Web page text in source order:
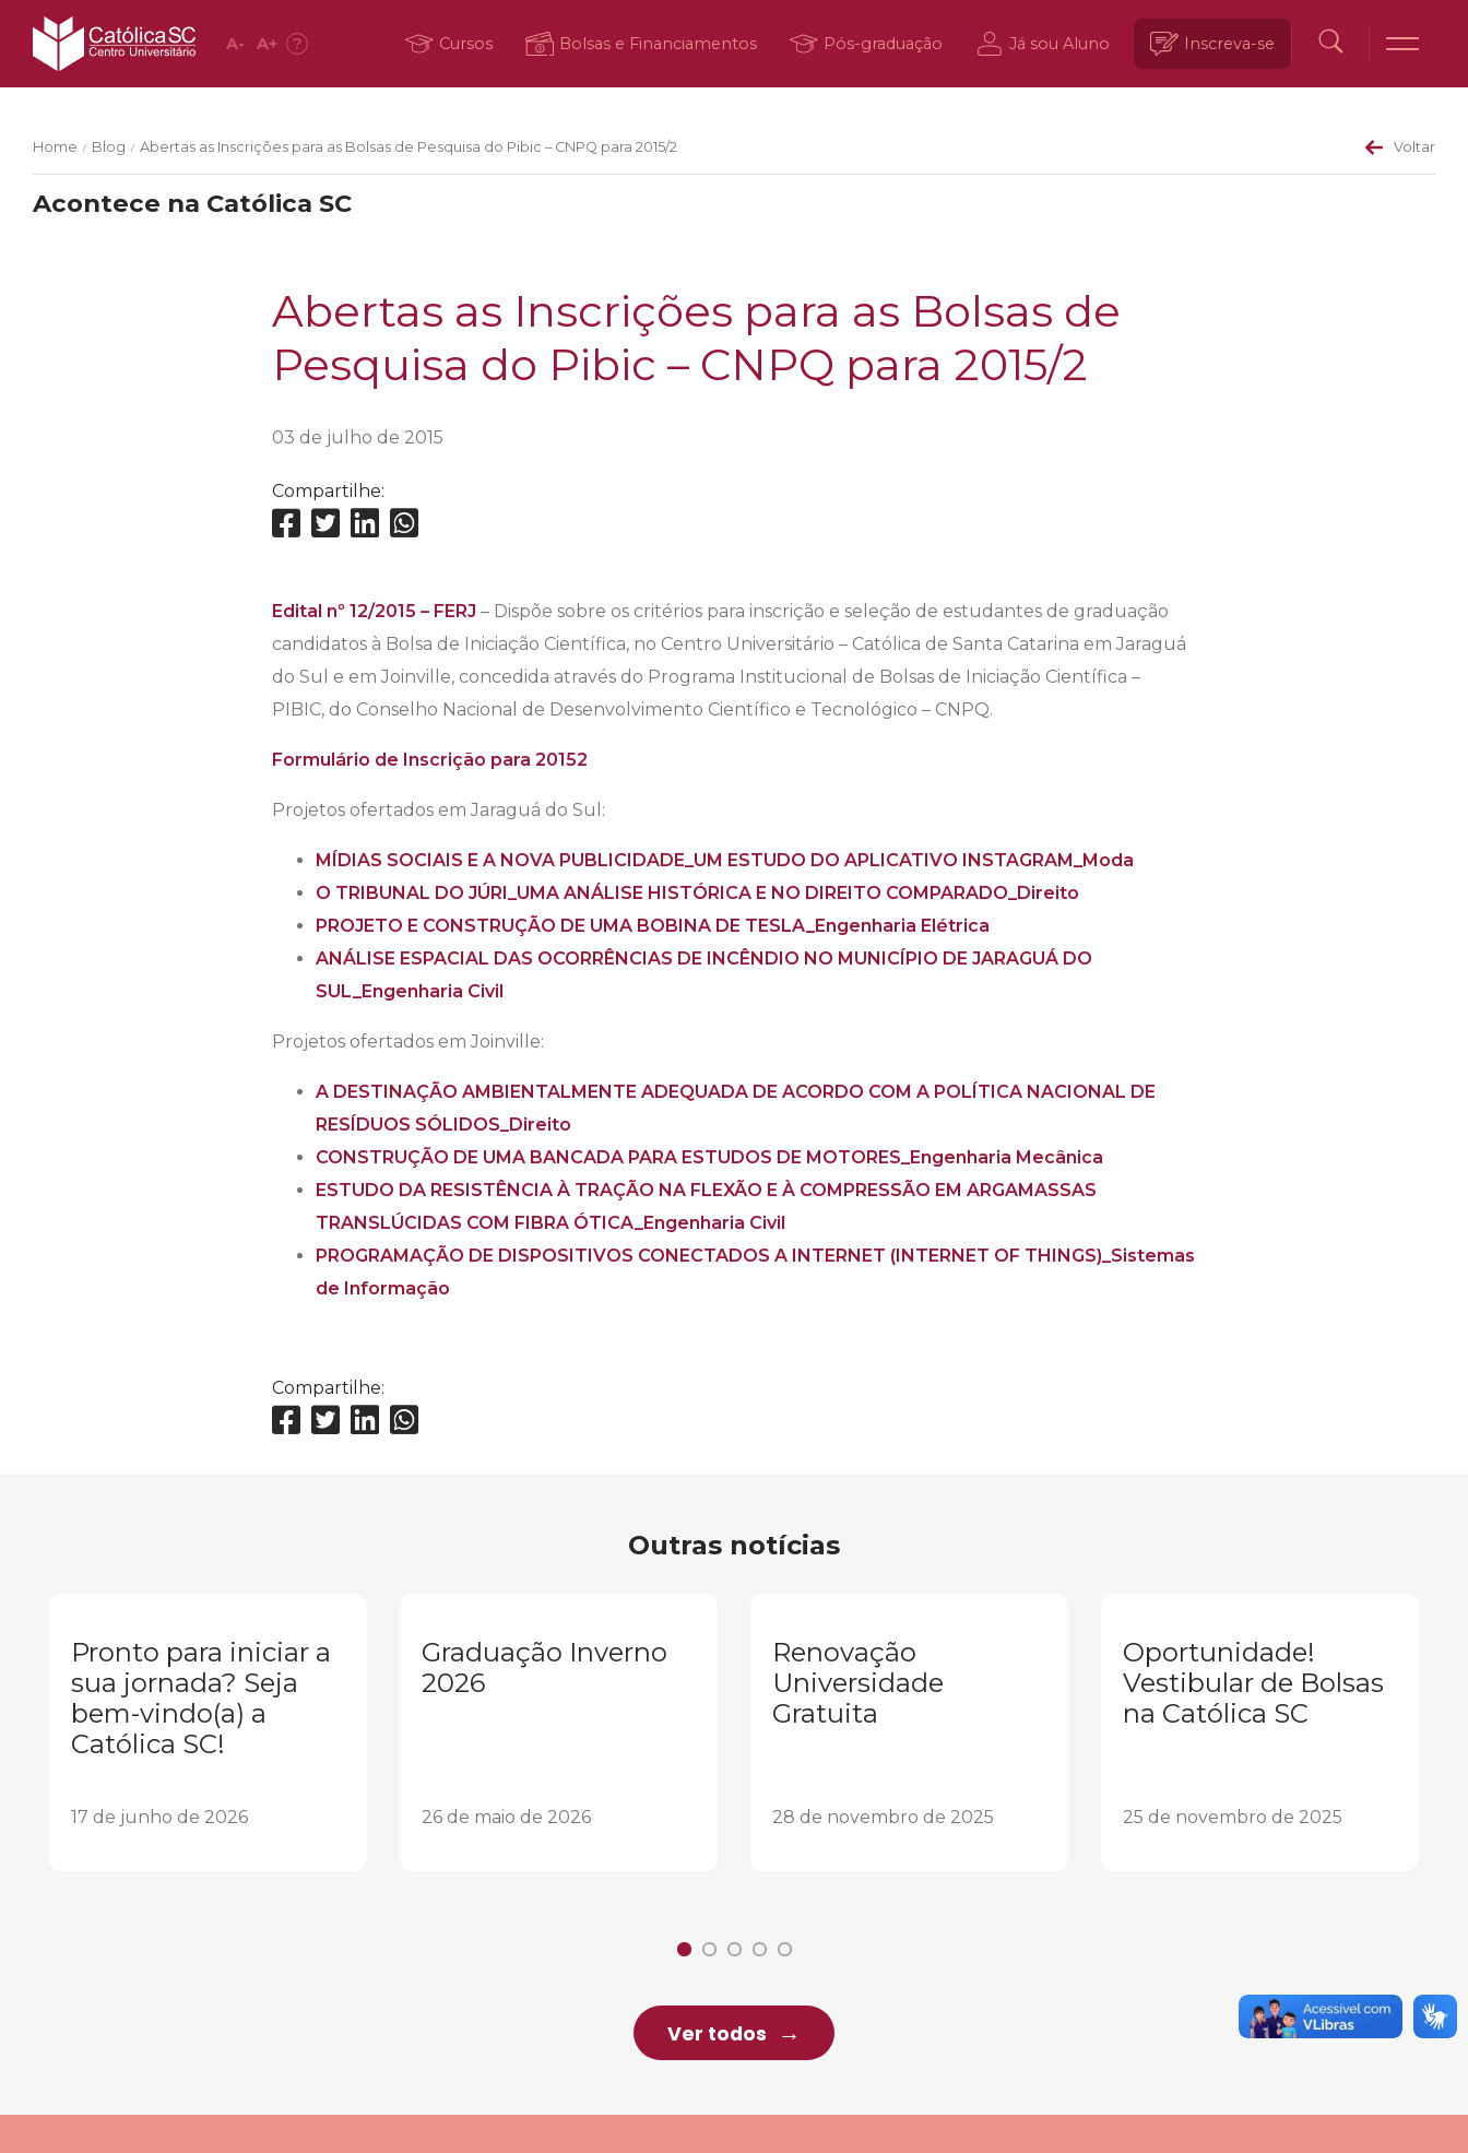
A- A+ ? Cursos Bolsas e Financiamentos Pós-graduação Já sou Aluno Inscreva-se
Home / Blog / Abertas as Inscrições para as Bolsas de Pesquisa do Pibic – CNPQ para 2015/2 Voltar
Acontece na Católica SC
Abertas as Inscrições para as Bolsas de
Pesquisa do Pibic – CNPQ para 2015/2
03 de julho de 2015
Compartilhe:
Edital nº 12/2015 – FERJ – Dispõe sobre os critérios para inscrição e seleção de estudantes de graduação
candidatos à Bolsa de Iniciação Científica, no Centro Universitário – Católica de Santa Catarina em Jaraguá
do Sul e em Joinville, concedida através do Programa Institucional de Bolsas de Iniciação Científica –
PIBIC, do Conselho Nacional de Desenvolvimento Científico e Tecnológico – CNPQ.
Formulário de Inscrição para 20152
Projetos ofertados em Jaraguá do Sul:
MÍDIAS SOCIAIS E A NOVA PUBLICIDADE_UM ESTUDO DO APLICATIVO INSTAGRAM_Moda
O TRIBUNAL DO JÚRI_UMA ANÁLISE HISTÓRICA E NO DIREITO COMPARADO_Direito
PROJETO E CONSTRUÇÃO DE UMA BOBINA DE TESLA_Engenharia Elétrica
ANÁLISE ESPACIAL DAS OCORRÊNCIAS DE INCÊNDIO NO MUNICÍPIO DE JARAGUÁ DO
SUL_Engenharia Civil
Projetos ofertados em Joinville:
A DESTINAÇÃO AMBIENTALMENTE ADEQUADA DE ACORDO COM A POLÍTICA NACIONAL DE
RESÍDUOS SÓLIDOS_Direito
CONSTRUÇÃO DE UMA BANCADA PARA ESTUDOS DE MOTORES_Engenharia Mecânica
ESTUDO DA RESISTÊNCIA À TRAÇÃO NA FLEXÃO E À COMPRESSÃO EM ARGAMASSAS
TRANSLÚCIDAS COM FIBRA ÓTICA_Engenharia Civil
PROGRAMAÇÃO DE DISPOSITIVOS CONECTADOS A INTERNET (INTERNET OF THINGS)_Sistemas
de Informação
Compartilhe:
Outras notícias
Pronto para iniciar a
sua jornada? Seja
bem-vindo(a) a
Católica SC!
17 de junho de 2026
Graduação Inverno
2026
26 de maio de 2026
Renovação
Universidade
Gratuita
28 de novembro de 2025
Oportunidade!
Vestibular de Bolsas
na Católica SC
25 de novembro de 2025
Ver todos